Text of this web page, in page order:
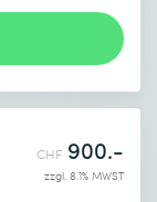
CHF 900.-
zzgl. 8.1% MWST